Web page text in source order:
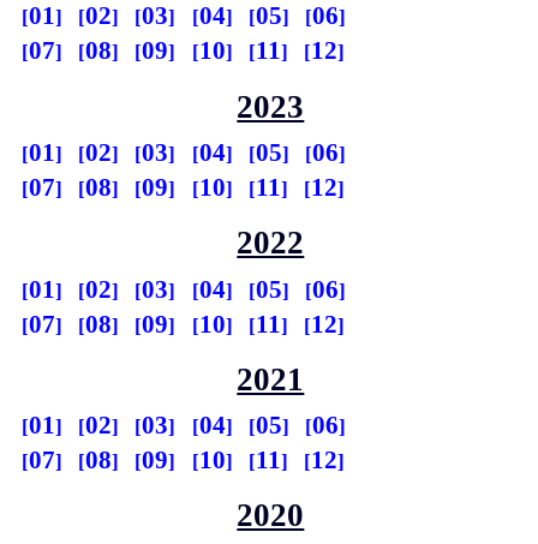
01 02 03 04 05
06
07
08 09 10 11 12
2023
01 02 03 04 05
06
07
08 09 10 11 12
2022
01 02 03 04 05
06
07
08 09 10 11 12
2021
01 02 03 04 05
06
07
08 09 10 11 12
2020